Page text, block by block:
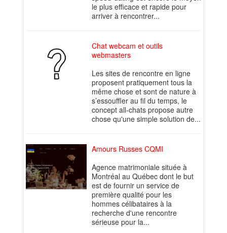
le plus efficace et rapide pour
arriver à rencontrer...
Chat webcam et outils
webmasters
Les sites de rencontre en ligne
proposent pratiquement tous la
même chose et sont de nature à
s’essouffler au fil du temps, le
concept all-chats propose autre
chose qu'une simple solution de...
Amours Russes CQMI
Agence matrimoniale située à
Montréal au Québec dont le but
est de fournir un service de
première qualité pour les
hommes célibataires à la
recherche d'une rencontre
sérieuse pour la...